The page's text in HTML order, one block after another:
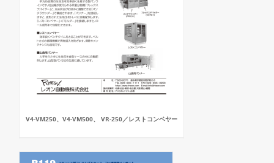
V4-VM250、V4-VM500、 VR-250／レストコンベヤー